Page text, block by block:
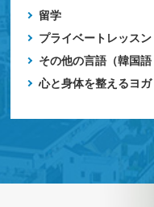
留学
プライベートレッスン
その他の言語（韓国語
心と身体を整えるヨ